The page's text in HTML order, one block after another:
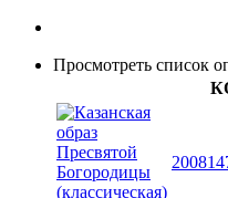
Просмотреть список